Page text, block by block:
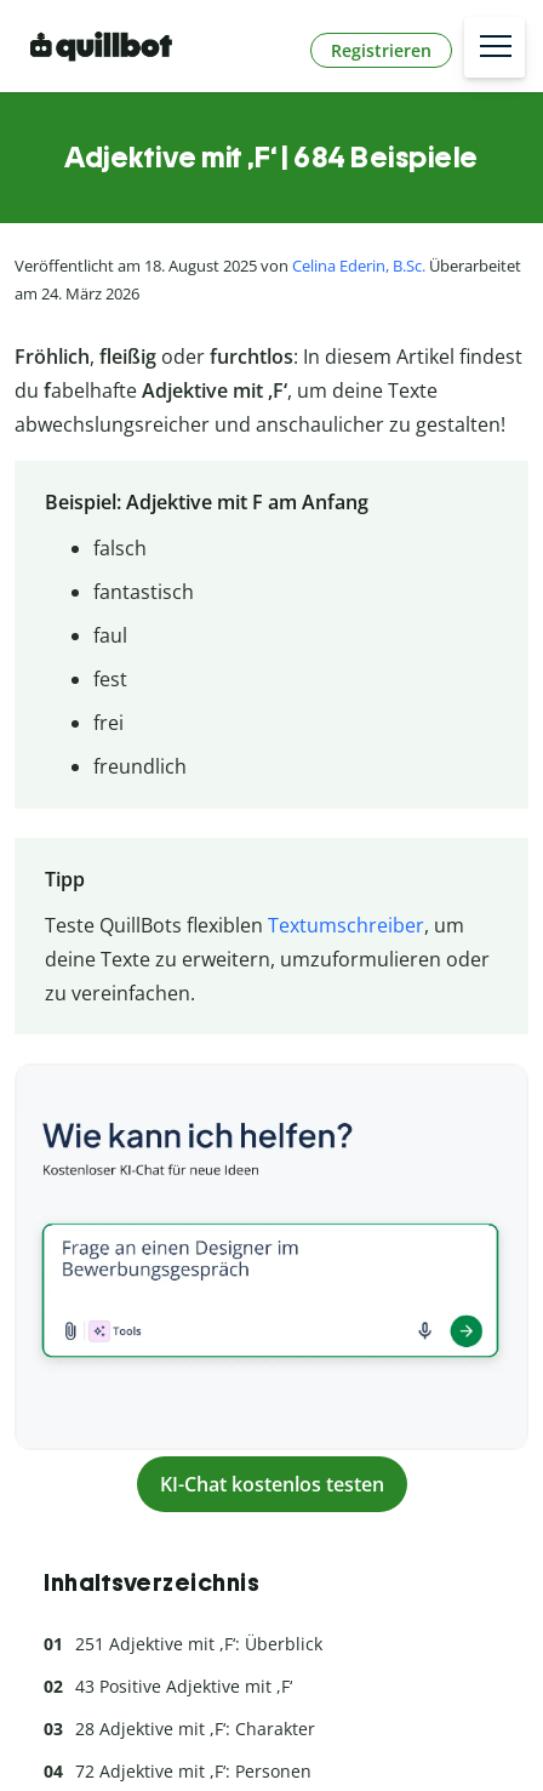
Registrieren
Adjektive mit ,F‘ | 684 Beispiele
Veröffentlicht am 18. August 2025 von Celina Ederin, B.Sc. Überarbeitet
am 24. März 2026
Fröhlich, fleißig oderfurchtlos: In diesem Artikel findest
du fabelhafteAdjektive mit ,F‘, um deine Texte
abwechslungsreicher und anschaulicher zu gestalten!
Beispiel: Adjektive mit F am Anfang
falsch
fantastisch
faul
fest
frei
freundlich
Tipp
Teste QuillBots flexiblen Textumschreiber, um
deine Texte zu erweitern, umzuformulieren oder
zu vereinfachen.
KI-Chat kostenlos testen
Inhaltsverzeichnis
251 Adjektive mit ,F‘: Überblick
43 Positive Adjektive mit ,F‘
28 Adjektive mit ,F‘: Charakter
72 Adjektive mit ,F‘: Personen